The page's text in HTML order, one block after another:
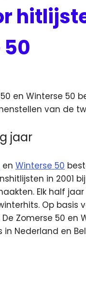
en Winterse 50
van de
jaar
en Winterse 50
in 2001
Elk half
Op basis
Zomerse 50
in Nederland en